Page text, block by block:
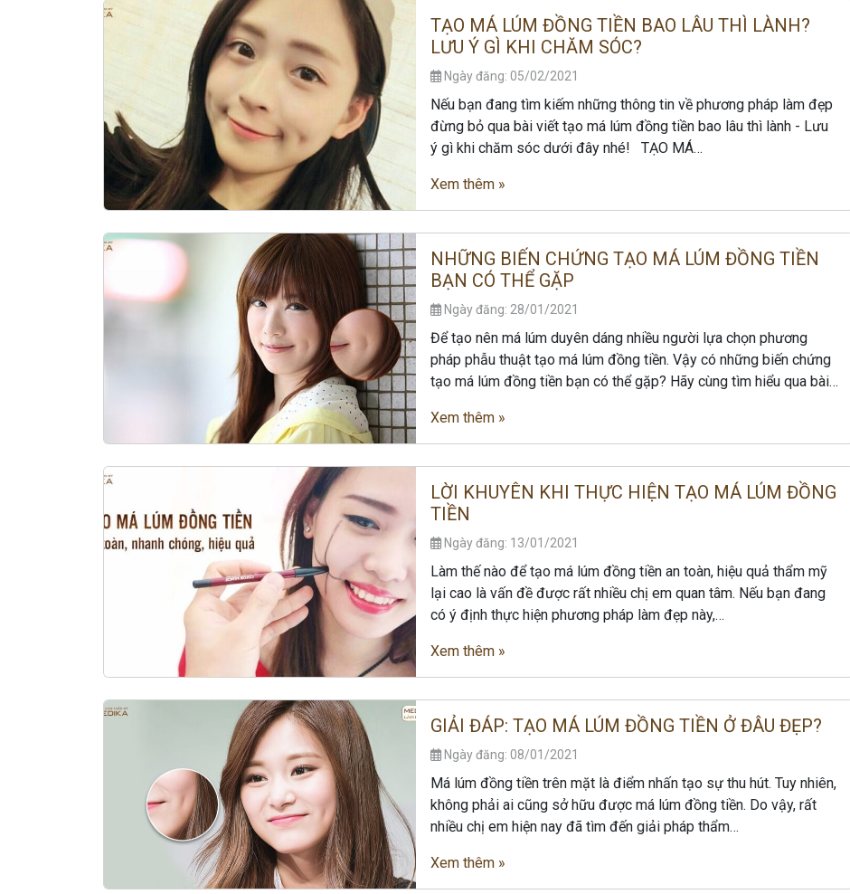
TẠO MÁ LÚM ĐỒNG TIỀN BAO LÂU THÌ LÀNH?
LƯU Ý GÌ KHI CHĂM SÓC?
Ngày đăng: 05/02/2021
Nếu bạn đang tìm kiếm những thông tin về phương pháp làm đẹp
đừng bỏ qua bài viết tạo má lúm đồng tiền bao lâu thì lành - Lưu
ý gì khi chăm sóc dưới đây nhé! TẠO MÁ…
Xem thêm »
NHỮNG BIẾN CHỨNG TẠO MÁ LÚM ĐỒNG TIỀN
BẠN CÓ THỂ GẶP
Ngày đăng: 28/01/2021
Để tạo nên má lúm duyên dáng nhiều người lựa chọn phương
pháp phẫu thuật tạo má lúm đồng tiền. Vậy có những biến chứng
tạo má lúm đồng tiền bạn có thể gặp? Hãy cùng tìm hiểu qua bài…
Xem thêm »
LỜI KHUYÊN KHI THỰC HIỆN TẠO MÁ LÚM ĐỒNG
TIỀN
Ngày đăng: 13/01/2021
Làm thế nào để tạo má lúm đồng tiền an toàn, hiệu quả thẩm mỹ
lại cao là vấn đề được rất nhiều chị em quan tâm. Nếu bạn đang
có ý định thực hiện phương pháp làm đẹp này,…
Xem thêm »
GIẢI ĐÁP: TẠO MÁ LÚM ĐỒNG TIỀN Ở ĐÂU ĐẸP?
Ngày đăng: 08/01/2021
Má lúm đồng tiền trên mặt là điểm nhấn tạo sự thu hút. Tuy nhiên,
không phải ai cũng sở hữu được má lúm đồng tiền. Do vậy, rất
nhiều chị em hiện nay đã tìm đến giải pháp thẩm…
Xem thêm »